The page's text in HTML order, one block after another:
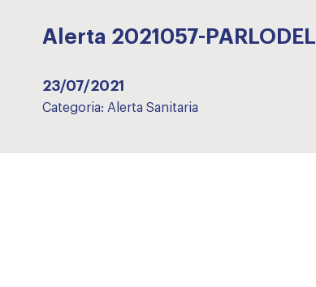
Alerta 2021057-PARLODEL
23/07/2021
Categoria: Alerta Sanitaria